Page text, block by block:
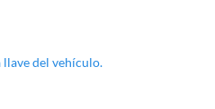
llave del vehículo.